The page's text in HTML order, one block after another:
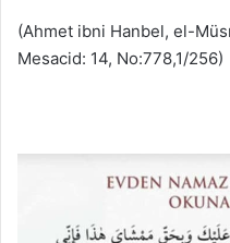
(Ahmet ibni Hanbel, el-
Mesacid: 14, No:778,1/256)